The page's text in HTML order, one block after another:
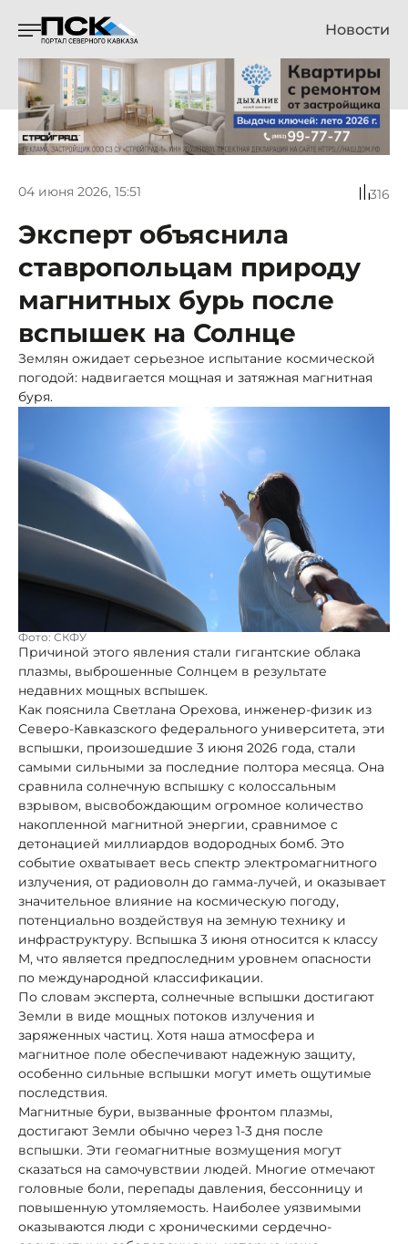
Новости
04 июня 2026, 15:51 316
Эксперт объяснила
ставропольцам природу
магнитных бурь после
вспышек на Солнце
Землян ожидает серьезное испытание космической
погодой: надвигается мощная и затяжная магнитная
буря.
Фото: СКФУ
Причиной этого явления стали гигантские облака
плазмы, выброшенные Солнцем в результате
недавних мощных вспышек.
Как пояснила Светлана Орехова, инженер-физик из
Северо-Кавказского федерального университета, эти
вспышки, произошедшие 3 июня 2026 года, стали
самыми сильными за последние полтора месяца. Она
сравнила солнечную вспышку с колоссальным
взрывом, высвобождающим огромное количество
накопленной магнитной энергии, сравнимое с
детонацией миллиардов водородных бомб. Это
событие охватывает весь спектр электромагнитного
излучения, от радиоволн до гамма-лучей, и оказывает
значительное влияние на космическую погоду,
потенциально воздействуя на земную технику и
инфраструктуру. Вспышка 3 июня относится к классу
M, что является предпоследним уровнем опасности
по международной классификации.
По словам эксперта, солнечные вспышки достигают
Земли в виде мощных потоков излучения и
заряженных частиц. Хотя наша атмосфера и
магнитное поле обеспечивают надежную защиту,
особенно сильные вспышки могут иметь ощутимые
последствия.
Магнитные бури, вызванные фронтом плазмы,
достигают Земли обычно через 1-3 дня после
вспышки. Эти геомагнитные возмущения могут
сказаться на самочувствии людей. Многие отмечают
головные боли, перепады давления, бессонницу и
повышенную утомляемость. Наиболее уязвимыми
оказываются люди с хроническими сердечно-